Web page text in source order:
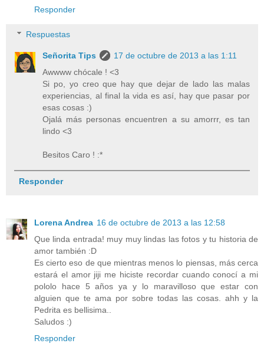
Responder
Respuestas
Señorita Tips
17 de octubre de 2013 a las 1:11
Awwww chócale ! <3
Si po, yo creo que hay que dejar de lado las malas
experiencias, al final la vida es así, hay que pasar por
esas cosas :)
Ojalá más personas encuentren a su amorrr, es tan
lindo <3
Besitos Caro ! :*
Responder
Lorena Andrea 16 de octubre de 2013 a las 12:58
Que linda entrada! muy muy lindas las fotos y tu historia de
amor también :D
Es cierto eso de que mientras menos lo piensas, más cerca
estará el amor jiji me hiciste recordar cuando conocí a mi
pololo hace 5 años ya y lo maravilloso que estar con
alguien que te ama por sobre todas las cosas. ahh y la
Pedrita es bellisima..
Saludos :)
Responder